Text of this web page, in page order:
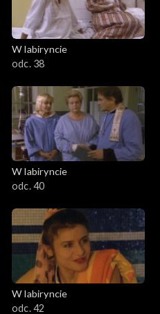
W labiryncie
odc. 38
W labiryncie
odc. 40
W labiryncie
odc. 42